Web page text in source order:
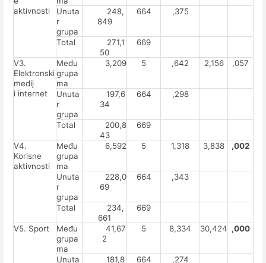
aktivnosti
Unuta
r
grupa
248,
849
664 ,375
Total
271,1
50
669
V3.
Elektronski
medij
i internet
Među
grupa
ma
3,209 5 ,642 2,156 ,057
Unuta
r
grupa
197,6
34
664 ,298
Total
200,8
43
669
V4.
Korisne
aktivnosti
Među
grupa
ma
6,592 5 1,318 3,838 ,002
Unuta
r
grupa
228,0
69
664 ,343
Total
234,
661
669
V5. Sport
Među
grupa
ma
41,67
2
5 8,334 30,424 ,000
Unuta
181,8
664 ,274